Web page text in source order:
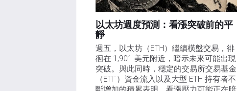
以太坊週度預測：看漲突破前的平
靜
週五，以太坊（ETH）繼續橫盤交易，徘
徊在 1,901 美元附近，暗示未來可能出現
突破。與此同時，穩定的交易所交易基金
（ETF）資金流入以及大型 ETH 持有者不